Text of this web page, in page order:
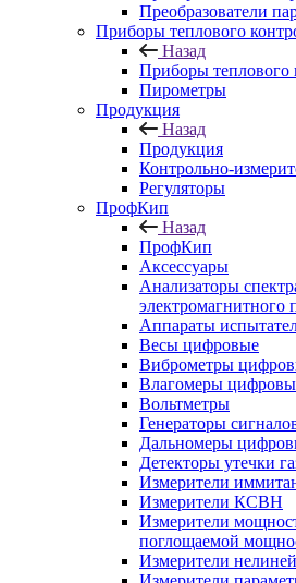
Преобразователи
Приборы теплового
Назад
Приборы теплового
Пирометры
Продукция
Назад
Продукция
Контрольно-
Регуляторы
ПрофКип
Назад
ПрофКип
Аксессуары
Анализаторы
электромагнитного
Аппараты
Весы цифровые
Виброметры
Влагомеры
Вольтметры
Генераторы
Дальномеры
Детекторы утечки
Измерители
Измерители КСВН
Измерители
поглощаемой
Измерители